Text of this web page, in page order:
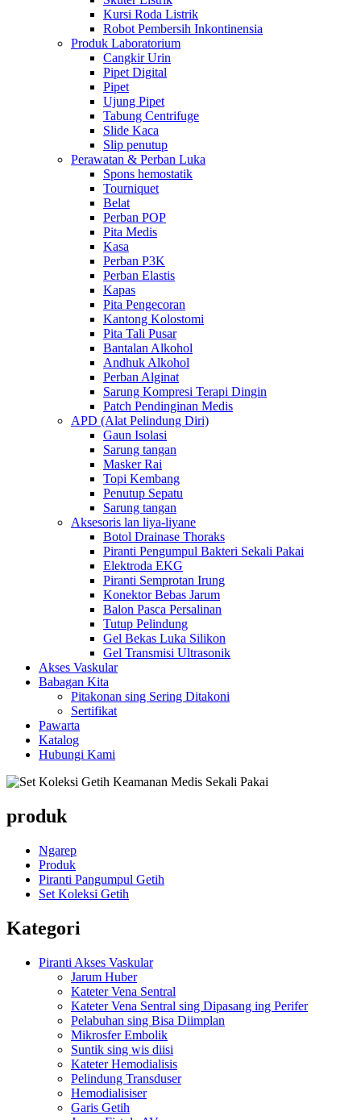
Kursi Roda Listrik
Robot Pembersih Inkontinensia
Produk Laboratorium
Cangkir Urin
Pipet Digital
Pipet
Ujung Pipet
Tabung Centrifuge
Slide Kaca
Slip penutup
Perawatan & Perban Luka
Spons hemostatik
Tourniquet
Belat
Perban POP
Pita Medis
Kasa
Perban P3K
Perban Elastis
Kapas
Pita Pengecoran
Kantong Kolostomi
Pita Tali Pusar
Bantalan Alkohol
Andhuk Alkohol
Perban Alginat
Sarung Kompresi Terapi Dingin
Patch Pendinginan Medis
APD (Alat Pelindung Diri)
Gaun Isolasi
Sarung tangan
Masker Rai
Topi Kembang
Penutup Sepatu
Sarung tangan
Aksesoris lan liya-liyane
Botol Drainase Thoraks
Piranti Pengumpul Bakteri Sekali Pakai
Elektroda EKG
Piranti Semprotan Irung
Konektor Bebas Jarum
Balon Pasca Persalinan
Tutup Pelindung
Gel Bekas Luka Silikon
Gel Transmisi Ultrasonik
Akses Vaskular
Babagan Kita
Pitakonan sing Sering Ditakoni
Sertifikat
Pawarta
Katalog
Hubungi Kami
produk
Ngarep
Produk
Piranti Pangumpul Getih
Set Koleksi Getih
Kategori
Piranti Akses Vaskular
Jarum Huber
Kateter Vena Sentral
Kateter Vena Sentral sing Dipasang ing Perifer
Pelabuhan sing Bisa Diimplan
Mikrosfer Embolik
Suntik sing wis diisi
Kateter Hemodialisis
Pelindung Transduser
Hemodialisiser
Garis Getih